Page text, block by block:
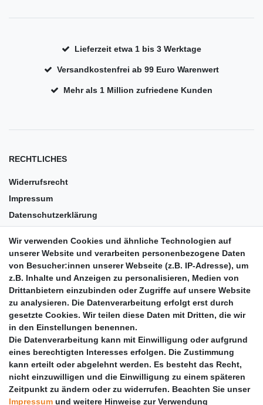
Lieferzeit etwa 1 bis 3 Werktage
Versandkostenfrei ab 99 Euro Warenwert
Mehr als 1 Million zufriedene Kunden
RECHTLICHES
Widerrufsrecht
Impressum
Datenschutzerklärung
Barrierefreiheit
Anleitungen
Vertrag widerrufen
PARTNER
DHL
GLS
PaketPLUS
Wir verwenden Cookies und ähnliche Technologien auf
unserer Website und verarbeiten personenbezogene Daten
von Besucher:innen unserer Webseite (z.B. IP-Adresse), um
z.B. Inhalte und Anzeigen zu personalisieren, Medien von
Drittanbietern einzubinden oder Zugriffe auf unsere Website
zu analysieren. Die Datenverarbeitung erfolgt erst durch
gesetzte Cookies. Wir teilen diese Daten mit Dritten, die wir
in den Einstellungen benennen.
Die Datenverarbeitung kann mit Einwilligung oder aufgrund
eines berechtigten Interesses erfolgen. Die Zustimmung
kann erteilt oder abgelehnt werden. Es besteht das Recht,
nicht einzuwilligen und die Einwilligung zu einem späteren
Zeitpunkt zu ändern oder zu widerrufen. Beachten Sie unser
Impressum und weitere Hinweise zur Verwendung